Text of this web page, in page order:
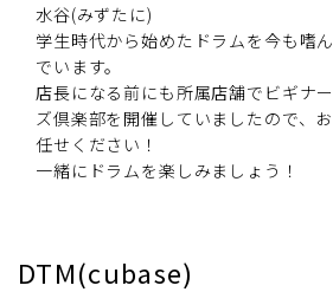
水谷(みずたに)
学生時代から始めたドラムを今も嗜ん
でいます。
店長になる前にも所属店舗でビギナー
ズ倶楽部を開催していましたので、お
任せください！
一緒にドラムを楽しみましょう！
DTM(cubase)